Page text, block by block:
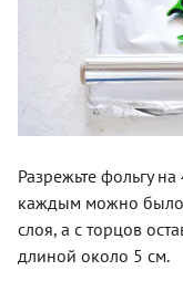
Разрежьте фольгу
каждым можно было
слоя, а с торцов
длиной около 5 см.